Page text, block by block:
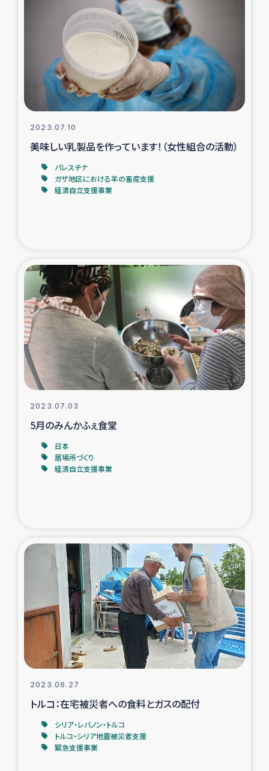
大雨による洪水被災者支援
カカオ生産者支援事業
シリア国内避難民・帰還民の生活再建支援
トルコにおけるシリア難民支援事業
インドネシア中部 スラウェシの地震・津波被災者支援
スリランカ ムライティブ県帰還民の生活再建支援
スリランカ南部洪水被災者支援
スリランカの南北女性をつなぐサリー・リサイクル・プロ
ジェクト
復興支援事業
民際教育事業
ミャンマー緊急支援
タイ国境ミャンマー移民子ども支援
漁民によるマングローブ植林活動
レバノンでのシリア難民への食糧・越冬支援
レバノンにおける緊急支援
レバノンでのシリア難民への教育支援事業
レバノンでのシリア難民・レバノン人への農業支援
2023.07.10
美味しい乳製品を作っています！（女性組合の活動）
パレスチナ
ガザ地区における羊の畜産支援
経済自立支援事業
2023.07.03
5月のみんかふぇ食堂
日本
居場所づくり
経済自立支援事業
2023.06.27
トルコ：在宅被災者への食料とガスの配付
シリア・レバノン・トルコ
トルコ・シリア地震被災者支援
緊急支援事業